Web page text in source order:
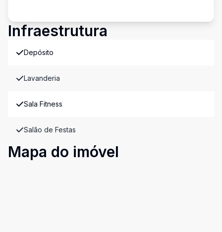
Infraestrutura
Depósito
Lavanderia
Sala Fitness
Salão de Festas
Mapa do imóvel